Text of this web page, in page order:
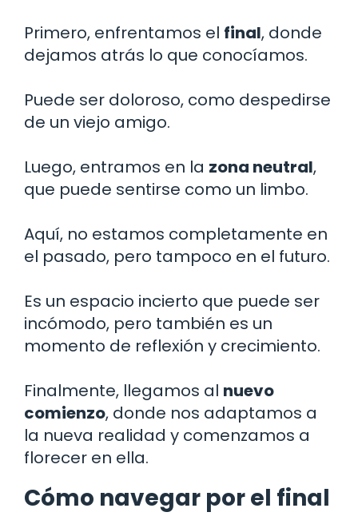
Primero, enfrentamos el final, donde
dejamos atrás lo que conocíamos.
Puede ser doloroso, como despedirse
de un viejo amigo.
Luego, entramos en la zona neutral,
que puede sentirse como un limbo.
Aquí, no estamos completamente en
el pasado, pero tampoco en el futuro.
Es un espacio incierto que puede ser
incómodo, pero también es un
momento de reflexión y crecimiento.
Finalmente, llegamos al nuevo
comienzo, donde nos adaptamos a
la nueva realidad y comenzamos a
florecer en ella.
Cómo navegar por el final